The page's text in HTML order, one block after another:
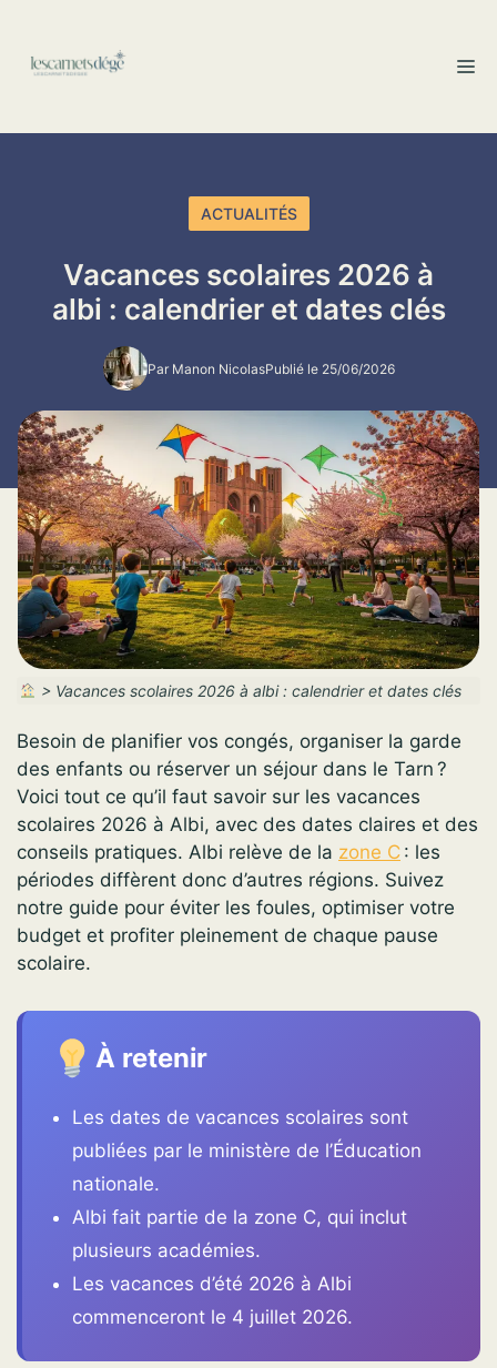
contenu
ACTUALITÉS
Vacances scolaires 2026 à
albi : calendrier et dates clés
Par Manon NicolasPublié le 25/06/2026
> Vacances scolaires 2026 à albi : calendrier et dates clés
Besoin de planifier vos congés, organiser la garde
des enfants ou réserver un séjour dans le Tarn ?
Voici tout ce qu’il faut savoir sur les vacances
scolaires 2026 à Albi, avec des dates claires et des
conseils pratiques. Albi relève de la zone C : les
périodes diffèrent donc d’autres régions. Suivez
notre guide pour éviter les foules, optimiser votre
budget et profiter pleinement de chaque pause
scolaire.
À retenir
Les dates de vacances scolaires sont
publiées par le ministère de l’Éducation
nationale.
Albi fait partie de la zone C, qui inclut
plusieurs académies.
Les vacances d’été 2026 à Albi
commenceront le 4 juillet 2026.